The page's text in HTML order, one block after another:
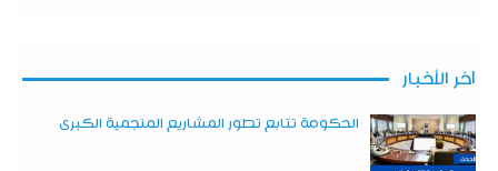
آخر الأخبار
الحكومة تتابع تطور المشاريع المنجمية الكبرى